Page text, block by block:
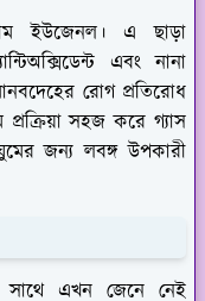
ইউজেনল। এ ছাড়া
এবং নানা
রোগ প্রতিরোধ
সহজ করে গ্যাস
জন্য লবঙ্গ উপকারী
সাথে এখন জেনে নেই